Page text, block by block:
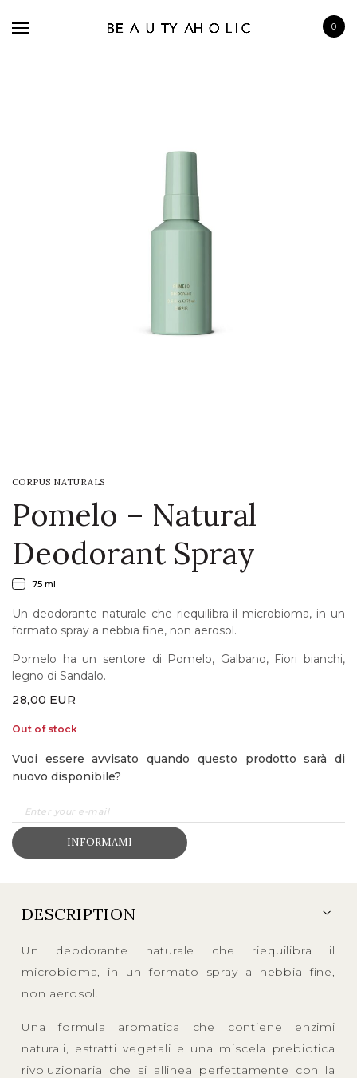
0
CORPUS NATURALS
Pomelo – Natural
Deodorant Spray
75 ml
Un deodorante naturale che riequilibra il microbioma, in un
formato spray a nebbia fine, non aerosol.
Pomelo ha un sentore di Pomelo, Galbano, Fiori bianchi,
legno di Sandalo.
28,00 EUR
Out of stock
Vuoi essere avvisato quando questo prodotto sarà di
nuovo disponibile?
INFORMAMI
DESCRIPTION
Un deodorante naturale che riequilibra il
microbioma, in un formato spray a nebbia fine,
non aerosol.
Una formula aromatica che contiene enzimi
naturali, estratti vegetali e una miscela prebiotica
rivoluzionaria che si allinea perfettamente con la